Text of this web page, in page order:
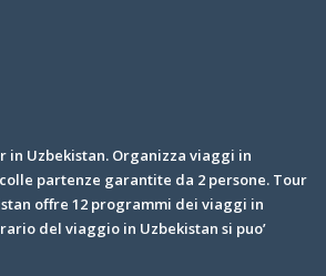
Uzbekistan. Organizza viaggi in
partenze garantite da 2 persone. Tour
offre 12 programmi dei viaggi in
del viaggio in Uzbekistan si puo’